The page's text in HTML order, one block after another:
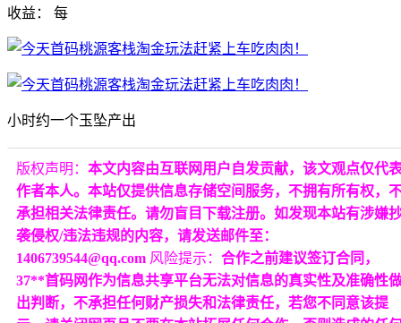
收益： 每
小时约一个玉坠产出
版权声明： 本文内容由互联网用户自发贡献，该文观点仅代
作者本人。本站仅提供信息存储空间服务，不拥有所有权，
承担相关法律责任。请勿盲目下载注册。如发现本站有涉嫌
袭侵权/违法违规的内容，请发送邮件至：
1406739544@qq.com 风险提示： 合作之前建议签订合同，
37**首码网作为信息共享平台无法对信息的真实性及准确性
出判断，不承担任何财产损失和法律责任，若您不同意该提